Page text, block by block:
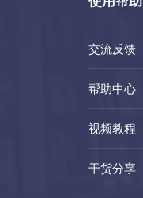
交流反馈
帮助中心
视频教程
干货分享